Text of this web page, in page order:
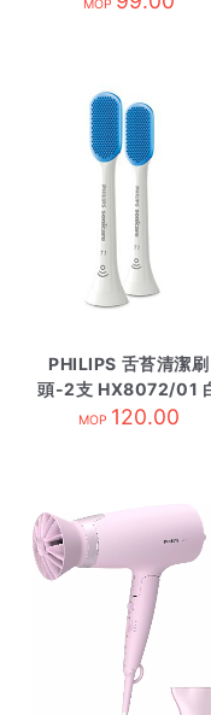
MOP
PHILIPS 舌苔清潔刷
頭-2支 HX8072/01
色
MOP 120.00